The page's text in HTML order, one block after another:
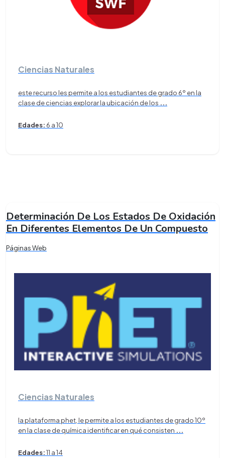
Ciencias Naturales
este recurso les permite a los estudiantes de grado 6º en la
clase de ciencias explorar la ubicación de los ...
Edades: 6 a 10
Determinación De Los Estados De Oxidación
En Diferentes Elementos De Un Compuesto
Páginas Web
Ciencias Naturales
la plataforma phet, le permite a los estudiantes de grado 10º
en la clase de química identificar en qué consisten ...
Edades:11 a 14